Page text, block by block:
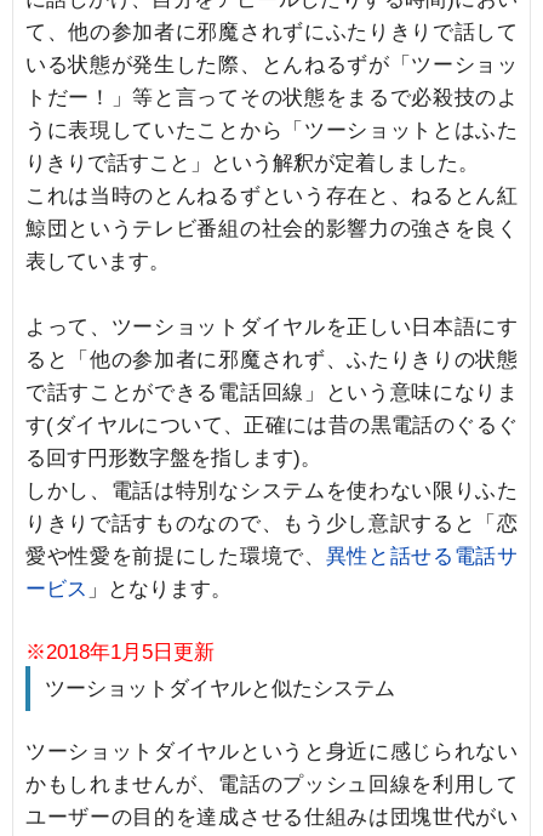
て、他の参加者に邪魔されずにふたりきりで話して
いる状態が発生した際、とんねるずが「ツーショッ
トだー！」等と言ってその状態をまるで必殺技のよ
うに表現していたことから「ツーショットとはふた
りきりで話すこと」という解釈が定着しました。
これは当時のとんねるずという存在と、ねるとん紅
鯨団というテレビ番組の社会的影響力の強さを良く
表しています。
よって、ツーショットダイヤルを正しい日本語にす
ると「他の参加者に邪魔されず、ふたりきりの状態
で話すことができる電話回線」という意味になりま
す(ダイヤルについて、正確には昔の黒電話のぐるぐ
る回す円形数字盤を指します)。
しかし、電話は特別なシステムを使わない限りふた
りきりで話すものなので、もう少し意訳すると「恋
愛や性愛を前提にした環境で、 異性と話せる電話サ
ービス 」となります。
※2018年1月5日更新
ツーショットダイヤルと似たシステム
ツーショットダイヤルというと身近に感じられない
かもしれませんが、電話のプッシュ回線を利用して
ユーザーの目的を達成させる仕組みは団塊世代がい